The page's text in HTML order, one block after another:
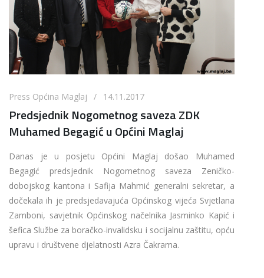
Press Općina Maglaj / 14.11.2017
Predsjednik Nogometnog saveza ZDK
Muhamed Begagić u Općini Maglaj
Danas je u posjetu Općini Maglaj došao Muhamed
Begagić predsjednik Nogometnog saveza Zeničko-
dobojskog kantona i Safija Mahmić generalni sekretar, a
dočekala ih je predsjedavajuća Općinskog vijeća Svjetlana
Zamboni, savjetnik Općinskog načelnika Jasminko Kapić i
šefica Službe za boračko-invalidsku i socijalnu zaštitu, opću
upravu i društvene djelatnosti Azra Čakrama.